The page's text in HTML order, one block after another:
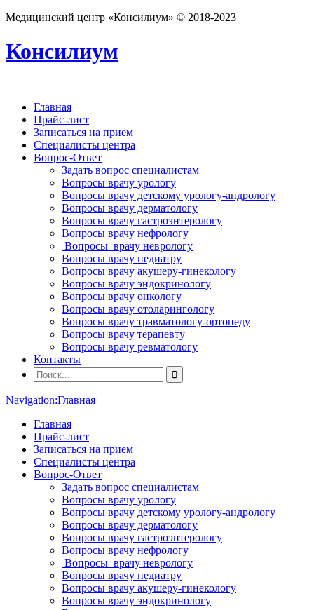
Медицинский центр «Консилиум» © 2018-2023
Консилиум
Главная
Прайс-лист
Записаться на прием
Специалисты центра
Вопрос-Ответ
Задать вопрос специалистам
Вопросы врачу урологу
Вопросы врачу детскому урологу-андрологу
Вопросы врачу дерматологу
Вопросы врачу гастроэнтерологу
Вопросы врачу нефрологу
Вопросы врачу неврологу
Вопросы врачу педиатру
Вопросы врачу акушеру-гинекологу
Вопросы врачу эндокринологу
Вопросы врачу онкологу
Вопросы врачу отоларингологу
Вопросы врачу травматологу-ортопеду
Вопросы врачу терапевту
Вопросы врачу ревматологу
Контакты
Navigation:Главная
Главная
Прайс-лист
Записаться на прием
Специалисты центра
Вопрос-Ответ
Задать вопрос специалистам
Вопросы врачу урологу
Вопросы врачу детскому урологу-андрологу
Вопросы врачу дерматологу
Вопросы врачу гастроэнтерологу
Вопросы врачу нефрологу
Вопросы врачу неврологу
Вопросы врачу педиатру
Вопросы врачу акушеру-гинекологу
Вопросы врачу эндокринологу